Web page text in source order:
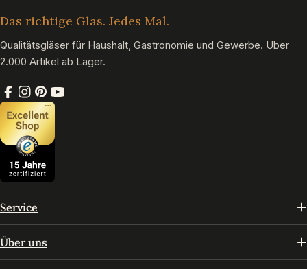
Das richtige Glas. Jedes Mal.
Qualitätsgläser für Haushalt, Gastronomie und Gewerbe. Über
2.000 Artikel ab Lager.
Facebook
Instagram
Pinterest
YouTube
Service
Über uns